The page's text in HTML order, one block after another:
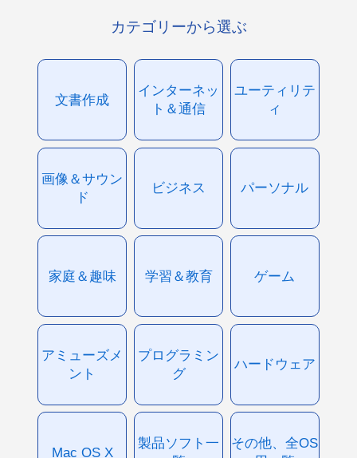
カテゴリーから選ぶ
文書作成
インターネッ
ト＆通信
ユーティリテ
ィ
画像＆サウン
ド
ビジネス パーソナル
家庭＆趣味 学習＆教育 ゲーム
アミューズメ
ント
プログラミン
グ
ハードウェア
Mac OS X
製品ソフト一
その他、全OS